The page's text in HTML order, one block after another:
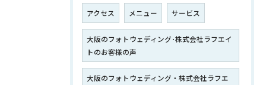
アクセス メニュー サービス
大阪のフォトウェディング･株式会社ラフエイ
トのお客様の声
大阪のフォトウェディング・株式会社ラフエ